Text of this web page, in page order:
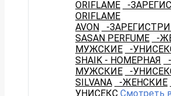
ORIFLAME
-
ORIFLAME
AVON
-
SASAN PERFUME
-
МУЖСКИЕ
-
SHAIK - НОМЕРНАЯ
МУЖСКИЕ
-
SILVANA
-ЖЕНСКИЕ
УНИСЕКС Смотреть